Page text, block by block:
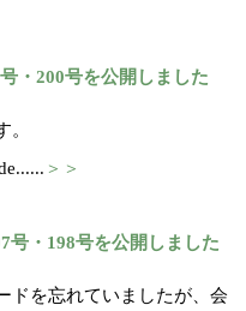
・200号を公開しました
。
＞＞
号・198号を公開しました
ドを忘れていましたが、会